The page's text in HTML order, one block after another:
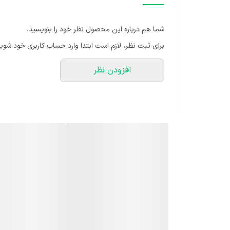
شما هم درباره این محصول نظر خود را بنویسید.
برای ثبت نظر، لازم است ابتدا وارد حساب کاربری خود
افزودن نظر